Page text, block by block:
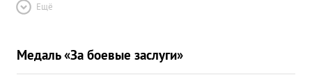
Ещё
Медаль «За боевые заслуги»